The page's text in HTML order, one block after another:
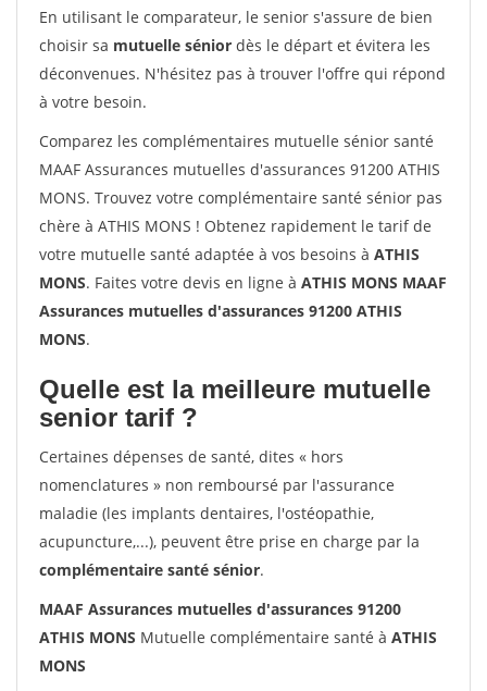
En utilisant le comparateur, le senior s'assure de bien
choisir sa mutuelle sénior dès le départ et évitera les
déconvenues. N'hésitez pas à trouver l'offre qui répond
à votre besoin.
Comparez les complémentaires mutuelle sénior santé
MAAF Assurances mutuelles d'assurances 91200 ATHIS
MONS. Trouvez votre complémentaire santé sénior pas
chère à ATHIS MONS ! Obtenez rapidement le tarif de
votre mutuelle santé adaptée à vos besoins à ATHIS
MONS. Faites votre devis en ligne à ATHIS MONS MAAF
Assurances mutuelles d'assurances 91200 ATHIS
MONS.
Quelle est la meilleure mutuelle
senior tarif ?
Certaines dépenses de santé, dites « hors
nomenclatures » non remboursé par l'assurance
maladie (les implants dentaires, l'ostéopathie,
acupuncture,...), peuvent être prise en charge par la
complémentaire santé sénior.
MAAF Assurances mutuelles d'assurances 91200
ATHIS MONS Mutuelle complémentaire santé à ATHIS
MONS